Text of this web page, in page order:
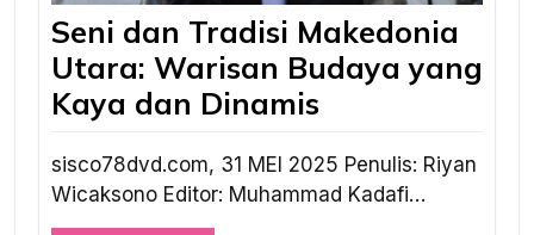
Seni dan Tradisi Makedonia
Utara: Warisan Budaya yang
Kaya dan Dinamis
sisco78dvd.com, 31 MEI 2025 Penulis: Riyan
Wicaksono Editor: Muhammad Kadafi…